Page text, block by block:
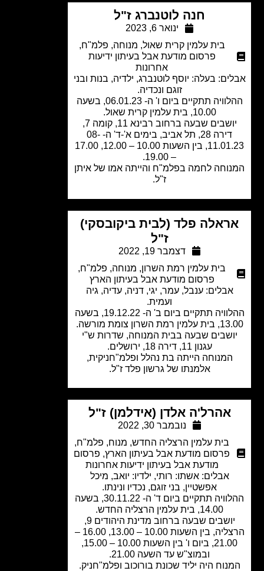
חנה לוטנברג ז"ל
ינואר 6, 2023
בית עלמין קרית שאול,מנוחה, פלמ"ח,
פרסום מודעת אבל בעיתון ידיעות
אחרונות
בעלה: יוסף לוטנברג, ילדיה, בנות ובני
זוגם ונכדיה.
ההלוויה תתקיים ביום ו' ה- 06.01.23, בשעה
דירה 28, תל אביב, בימים א'-ד' ה- 08-
11.01.23, בין השעות 10.00 – 12.00, 17.00
לחמה בפלמ"ח והייתה אמו של איתן
פלד (לבית ביקובסקי)
דצמבר 19, 2022
בית עלמין רמת השרון,מנוחה, פלמ"ח,
פרסום מודעת אבל בעיתון הארץ
אבלים: ענבל, עמר, יגי, דניה, עדיה, גיה
ההלוויה תתקיים ביום ב' ה- 19.12.22, בשעה
שבעה בבית המנוחה, שדרות ש"י
המנוחה הייתה בת נהלל ופלמ"חניקית,
אלמנתו של גרשון פלד ז"ל.
אהרל'ה אלדן (אידלמן) ז"ל
נובמבר 30, 2022
בית עלמין הרצליה החדש, מנוח,פלמ"ח,
פרסום מודעת אבל בעיתון הארץ,פרסום
מודעת אבל בעיתון ידיעות אחרונות
אבלים: אשתו: רותי, ילדיו: יואב, מיכל
אפשטיין, בני זוגם, נכדיו ונינתו.
ההלוויה תתקיים ביום ד' ה- 30.11.22, בשעה
יושבים שבעה ברחוב מדינת היהודים 9,
הרצליה, בין השעות 10.00 – 13.00, 16.00 –
21.00, ביום ו' בין השעות 10.00 – 15.00,
ובמוצ"ש עד השעה 21.00.
היה יליד שכונת בורוכוב ופלמ"חניק.